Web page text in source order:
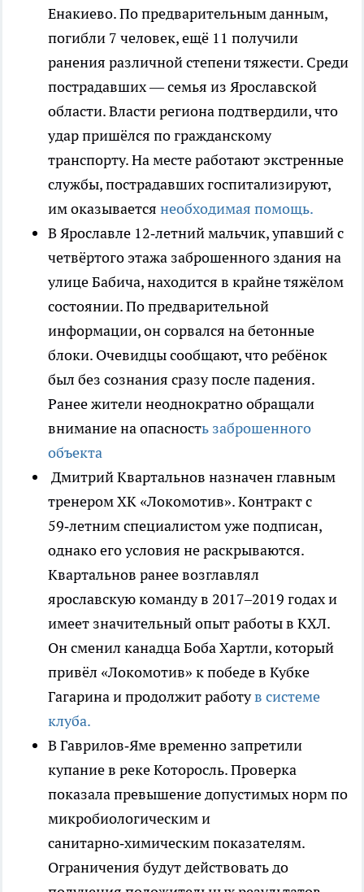
Енакиево. По предварительным данным,
погибли 7 человек, ещё 11 получили
ранения различной степени тяжести. Среди
пострадавших — семья из Ярославской
области. Власти региона подтвердили, что
удар пришёлся по гражданскому
транспорту. На месте работают экстренные
службы, пострадавших госпитализируют,
им оказывается необходимая помощь.
В Ярославле 12‑летний мальчик, упавший с
четвёртого этажа заброшенного здания на
улице Бабича, находится в крайне тяжёлом
состоянии. По предварительной
информации, он сорвался на бетонные
блоки. Очевидцы сообщают, что ребёнок
был без сознания сразу после падения.
Ранее жители неоднократно обращали
внимание на опасность заброшенного
объекта
Дмитрий Квартальнов назначен главным
тренером ХК «Локомотив». Контракт с
59‑летним специалистом уже подписан,
однако его условия не раскрываются.
Квартальнов ранее возглавлял
ярославскую команду в 2017–2019 годах и
имеет значительный опыт работы в КХЛ.
Он сменил канадца Боба Хартли, который
привёл «Локомотив» к победе в Кубке
Гагарина и продолжит работув системе
клуба.
В Гаврилов‑Яме временно запретили
купание в реке Которосль. Проверка
показала превышение допустимых норм по
микробиологическим и
санитарно‑химическим показателям.
Ограничения будут действовать до